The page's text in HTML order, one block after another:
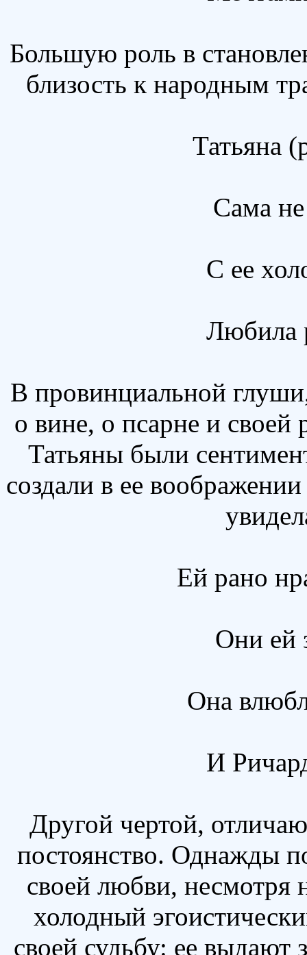
Большую роль в
близость к народным
Татьяна
Сама
С ее
Любила
В провинциальной
о вине, о псарне и своей
Татьяны были
создали в ее
Ей рано
Они ей
Она
И
Другой чертой,
постоянство. Однажды
своей любви, несмотря
холодный
своей судьбу: ее выдают